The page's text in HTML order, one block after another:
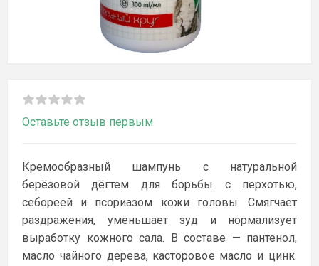
Оставьте отзыв первым
Кремообразный шампунь с натуральной
берёзовой дёгтем для борьбы с перхотью,
себореей и псориазом кожи головы. Смягчает
раздражения, уменьшает зуд и нормализует
выработку кожного сала. В составе — пантенол,
масло чайного дерева, касторовое масло и цинк.